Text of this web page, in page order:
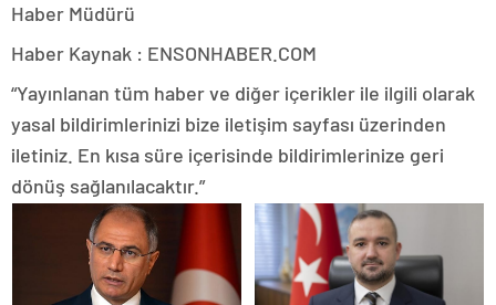
Haber Müdürü
Haber Kaynak : ENSONHABER.COM
“Yayınlanan tüm haber ve diğer içerikler ile ilgili olarak
yasal bildirimlerinizi bize iletişim sayfası üzerinden
iletiniz. En kısa süre içerisinde bildirimlerinize geri
dönüş sağlanılacaktır.”